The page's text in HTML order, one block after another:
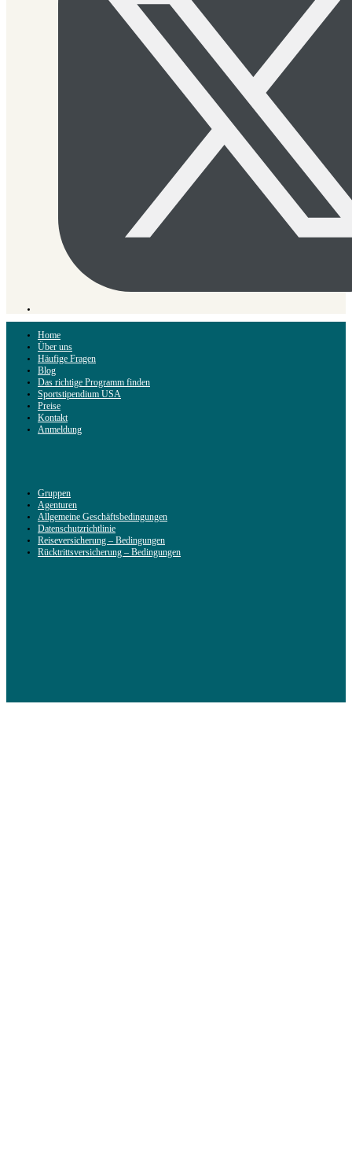
Home
Über uns
Häufige Fragen
Blog
Das richtige Programm finden
Sportstipendium USA
Preise
Kontakt
Anmeldung
Gruppen
Agenturen
Allgemeine Geschäftsbedingungen
Datenschutzrichtlinie
Reiseversicherung – Bedingungen
Rücktrittsversicherung – Bedingungen